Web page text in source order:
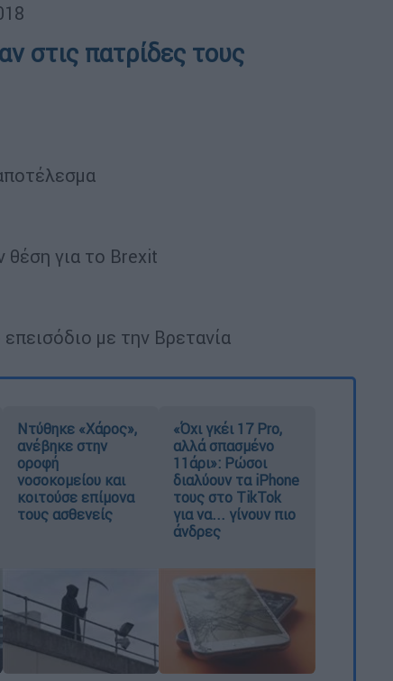
στις πατρίδες τους
θέση για το Brexit
με την Βρετανία
Ντύθηκε «Χάρος»,
ανέβηκε στην
οροφή
νοσοκομείου και
κοιτούσε επίμονα
τους ασθενείς
«Όχι γκέι 17 Pro,
αλλά σπασμένο
11άρι»: Ρώσοι
διαλύουν τα iPhone
τους στο TikTok
για να... γίνουν πιο
άνδρες